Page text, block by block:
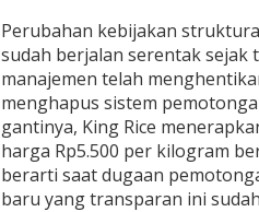
Perubahan kebijakan
sudah berjalan serentak sejak
manajemen telah
menghapus sistem
gantinya, King Rice
harga Rp5.500 per kilogram
berarti saat dugaan
baru yang transparan ini